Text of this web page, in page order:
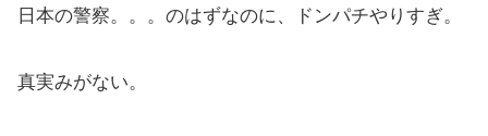
日本の警察。。。のはずなのに、ドンパチやりすぎ。
真実みがない。